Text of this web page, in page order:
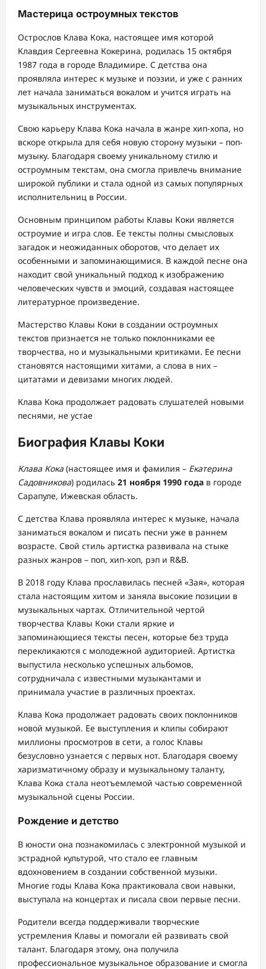
Мастерица остроумных текстов
Острослов Клава Кока, настоящее имя которой
Клавдия Сергеевна Кокерина, родилась 15 октября
1987 года в городе Владимире. С детства она
проявляла интерес к музыке и поэзии, и уже с ранних
лет начала заниматься вокалом и учится играть на
музыкальных инструментах.
Свою карьеру Клава Кока начала в жанре хип-хопа, но
вскоре открыла для себя новую сторону музыки – поп-
музыку. Благодаря своему уникальному стилю и
остроумным текстам, она смогла привлечь внимание
широкой публики и стала одной из самых популярных
исполнительниц в России.
Основным принципом работы Клавы Коки является
остроумие и игра слов. Ее тексты полны смысловых
загадок и неожиданных оборотов, что делает их
особенными и запоминающимися. В каждой песне она
находит свой уникальный подход к изображению
человеческих чувств и эмоций, создавая настоящее
литературное произведение.
Мастерство Клавы Коки в создании остроумных
текстов признается не только поклонниками ее
творчества, но и музыкальными критиками. Ее песни
становятся настоящими хитами, а слова в них –
цитатами и девизами многих людей.
Клава Кока продолжает радовать слушателей новыми
песнями, не устае
Биография Клавы Коки
Клава Кока (настоящее имя и фамилия – Екатерина
Садовникова) родилась 21 ноября 1990 года в городе
Сарапуле, Ижевская область.
С детства Клава проявляла интерес к музыке, начала
заниматься вокалом и писать песни уже в раннем
возрасте. Свой стиль артистка развивала на стыке
разных жанров – поп, хип-хоп, рэп и R&B.
В 2018 году Клава прославилась песней «Зая», которая
стала настоящим хитом и заняла высокие позиции в
музыкальных чартах. Отличительной чертой
творчества Клавы Коки стали яркие и
запоминающиеся тексты песен, которые без труда
перекликаются с молодежной аудиторией. Артистка
выпустила несколько успешных альбомов,
сотрудничала с известными музыкантами и
принимала участие в различных проектах.
Клава Кока продолжает радовать своих поклонников
новой музыкой. Ее выступления и клипы собирают
миллионы просмотров в сети, а голос Клавы
безусловно узнается с первых нот. Благодаря своему
харизматичному образу и музыкальному таланту,
Клава Кока стала неотъемлемой частью современной
музыкальной сцены России.
Рождение и детство
В юности она познакомилась с электронной музыкой и
эстрадной культурой, что стало ее главным
вдохновением в создании собственной музыки.
Многие годы Клава Кока практиковала свои навыки,
выступала на концертах и писала свои первые песни.
Родители всегда поддерживали творческие
устремления Клавы и помогали ей развивать свой
талант. Благодаря этому, она получила
профессиональное музыкальное образование и смогла